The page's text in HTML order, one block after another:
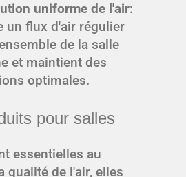
uniforme de l'air:
un flux d'air régulier
de la salle
et maintient des
optimales.
pour salles
essentielles au
qualité de l'air, elles